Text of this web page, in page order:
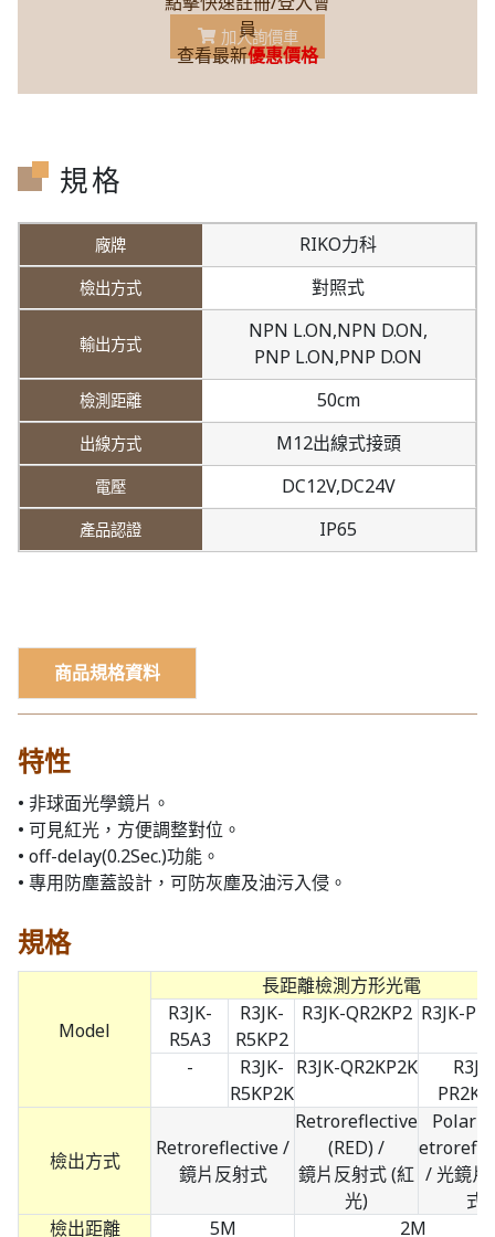
員
查看最新優惠價格
加入詢價車
規格
RIKO力科
對照式
NPN L.ON,NPN D.ON,
PNP L.ON,PNP D.ON
50cm
M12出線式接頭
DC12V,DC24V
IP65
商品規格資料
特性
• 非球面光學鏡片。
• 可見紅光，方便調整對位。
• off-delay(0.2Sec.)功能。
• 專用防塵蓋設計，可防灰塵及油污入侵。
規格
Model
長距離檢測方形光電
R3JK-
R5A3
R3JK-
R5KP2
R3JK-QR2KP2 R3JK-
-
R3JK-
R5KP2K
R3JK-QR2KP2K
檢出方式
Retroreflective /
鏡片反射式
Retroreflective
(RED) /
鏡片反射式 (紅
光)
/ 光鏡片
式
檢出距離
5M
2M